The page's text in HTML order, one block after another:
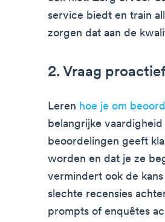
service biedt en train
zorgen dat aan de
2. Vraag
Leren hoe je om
belangrijke
beoordelingen geeft
worden en dat je ze
vermindert ook de
slechte recensies
prompts of enquêtes